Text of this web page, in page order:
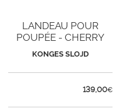
LANDEAU POUR
POUPÉE - CHERRY
BLUSH
KONGES SLOJD
139,00€